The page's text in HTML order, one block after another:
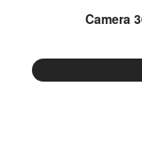
Camera